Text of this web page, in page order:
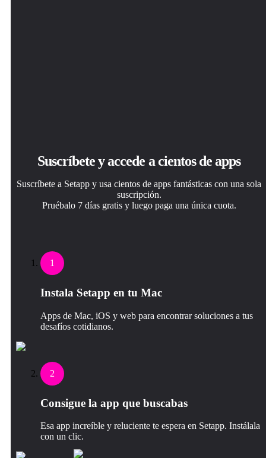
Suscríbete y accede a cientos de apps
Suscríbete a Setapp y usa cientos de apps fantásticas con una sola
suscripción.
Pruébalo 7 días gratis y luego paga una única cuota.
1
Instala Setapp en tu Mac
Apps de Mac, iOS y web para encontrar soluciones a tus
desafíos cotidianos.
2
Consigue la app que buscabas
Esa app increíble y reluciente te espera en Setapp. Instálala
con un clic.